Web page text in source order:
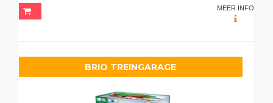
MEER INFO
BRIO TREINGARAGE